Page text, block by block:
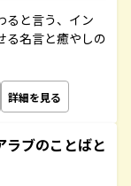
ると言う、イン
る名言と癒やしの
詳細を見る
ラブのことばと